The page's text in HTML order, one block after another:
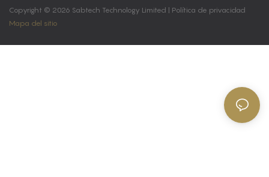
Copyright © 2026 Sabtech Technology Limited | Política de privacidad
Mapa del sitio